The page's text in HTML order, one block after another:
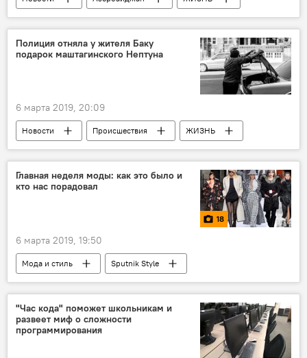
Экономика
пожар квартиры
Полиция отняла у жителя Баку
подарок маштагинского Нептуна
6 марта 2019, 20:09
Новости Происшествия
ЖИЗНЬ
Автомат Калашникова
полиция
море
задержание
Главная неделя моды: как это было и
кто нас порадовал
18
6 марта 2019, 19:50
Мода и стиль Sputnik Style
"Час кода" поможет школьникам и
развеет миф о сложности
программирования